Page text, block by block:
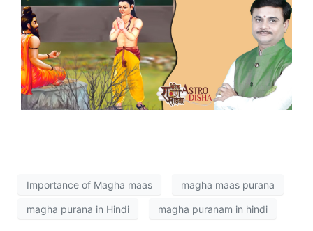
Importance of Magha maas magha maas purana
magha purana in Hindi magha puranam in hindi